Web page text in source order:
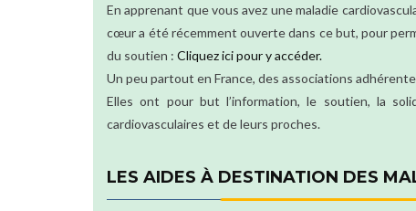
En apprenant que vous avez une maladie
cœur a été récemment ouverte dans ce but, pour
du soutien : Cliquez ici pour y accéder.
Un peu partout en France, des associations
Elles ont pour but l’information, le soutien, la
cardiovasculaires et de leurs proches.
LES AIDES À DESTINATION DES